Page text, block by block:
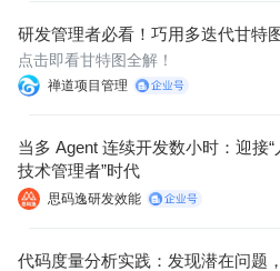
研发管理者必看！巧用多迭代甘特
禅道项目管理
点击即看甘特图全解！
当多 Agent 连续开发数小时：迎接“
技术管理者”时代
思码逸研发效能
代码度量分析实践：发现潜在问题